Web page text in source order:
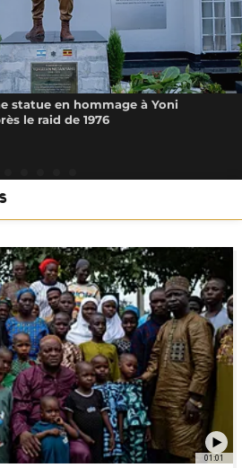
statue en hommage à Yoni
le raid de 1976
01:01